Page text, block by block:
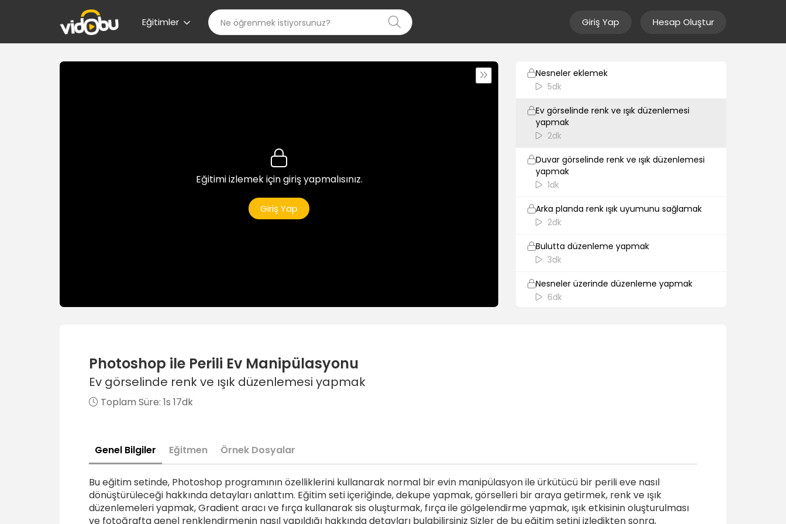
Eğitimler Giriş Yap Hesap Oluştur
Eğitimi izlemek için giriş yapmalısınız.
Giriş Yap
Duvar görselini eklemek ve evdeki
Nesneler eklemek
5dk
Ev görselinde renk ve ışık düzenlemesi
yapmak
2dk
Duvar görselinde renk ve ışık düzenlemesi
yapmak
1dk
Arka planda renk ışık uyumunu sağlamak
2dk
Bulutta düzenleme yapmak
3dk
Nesneler üzerinde düzenleme yapmak
6dk
Evi ışıklandırmak
6dk
Fırça kullanarak gölgelendirme yapmak
Photoshop ile Perili Ev Manipülasyonu
Ev görselinde renk ve ışık düzenlemesi yapmak
Toplam Süre: 1s 17dk
Genel Bilgiler Eğitmen Örnek Dosyalar
Bu eğitim setinde, Photoshop programının özelliklerini kullanarak normal bir evin manipülasyon ile ürkütücü bir perili eve nasıl
dönüştürüleceği hakkında detayları anlattım. Eğitim seti içeriğinde, dekupe yapmak, görselleri bir araya getirmek, renk ve ışık
düzenlemeleri yapmak, Gradient aracı ve fırça kullanarak sis oluşturmak, fırça ile gölgelendirme yapmak, ışık etkisinin oluşturulması
ve fotoğrafta genel renklendirmenin nasıl yapıldığı hakkında detayları bulabilirsiniz Sizler de bu eğitim setini izledikten sonra,